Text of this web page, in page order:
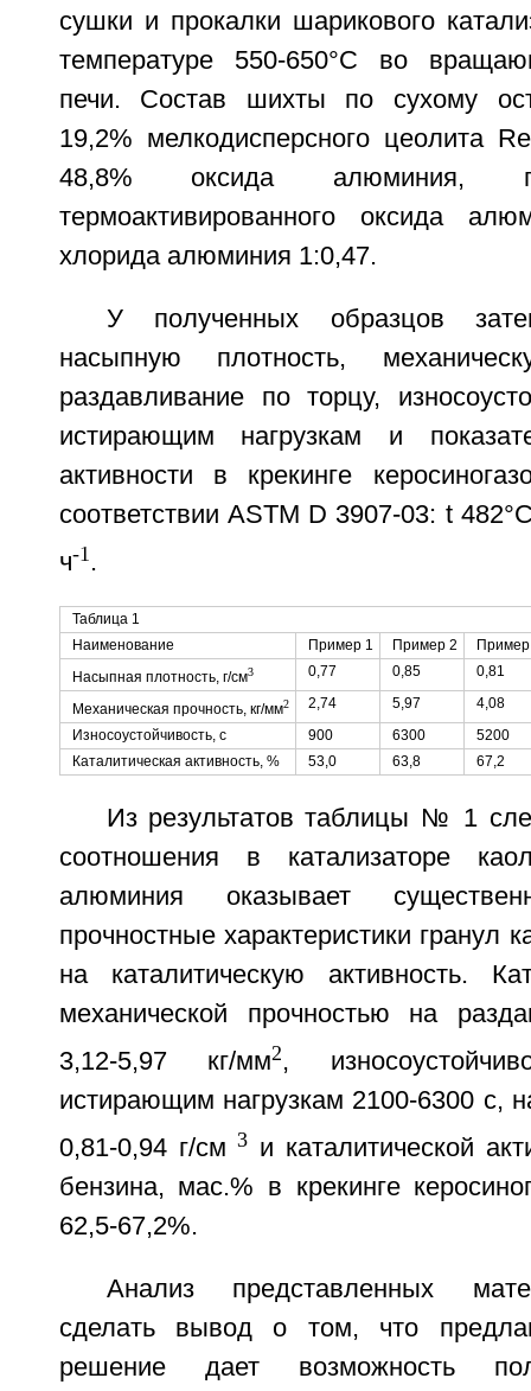
сушки и прокалки шарикового
температуре 550-650°C во
печи. Состав шихты по сухому
19,2% мелкодисперсного цеолита
48,8% оксида алюминия,
термоактивированного оксида
хлорида алюминия 1:0,47.
У полученных образцов
насыпную плотность,
раздавливание по торцу,
истирающим нагрузкам и
активности в крекинге
соответствии ASTM D 3907-03: t
ч-1 .
Таблица 1
Наименование
Пример 1 Пример 2
Насыпная плотность, г/см3 0,77 0,85 0,81
Механическая прочность, кг/мм2 2,74 5,97
4,08
Износоустойчивость, с
900 6300
5200
Каталитическая активность, %
53,0 63,8 67,2
Из результатов таблицы № 1
соотношения в катализаторе
алюминия оказывает
прочностные характеристики гранул
на каталитическую активность.
механической прочностью на
3,12-5,97 кг/мм2,
истирающим нагрузкам 2100-6300 с,
0,81-0,94 г/см 3и каталитической
бензина, мас.% в крекинге
62,5-67,2%.
Анализ представленных
сделать вывод о том, что
решение дает возможность